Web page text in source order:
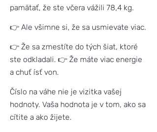
pamätať, že ste včera vážili 78,4 kg.
👉 Ale všimne si, že sa usmievate viac.
👉 Že sa zmestíte do tých šiat, ktoré
ste odkladali. 👉 Že máte viac energie
a chuť ísť von.
Číslo na váhe nie je vizitka vašej
hodnoty. Vaša hodnota je v tom, ako sa
cítite a ako žijete.